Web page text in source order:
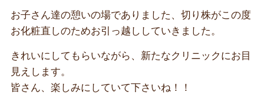
お子さん達の憩いの場でありました、切り株がこの度
お化粧直しのためお引っ越ししていきました。
きれいにしてもらいながら、新たなクリニックにお目
見えします。
皆さん、楽しみにしていて下さいね！！